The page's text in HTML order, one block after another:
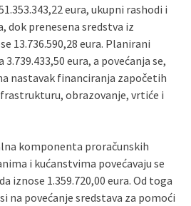
eura, ukupni rashodi i
dok prenesena sredstva iz
13.736.590,28 eura. Planirani
eura, a povećanja se,
nastavak financiranja započetih
obrazovanje, vrtiće i
komponenta proračunskih
i kućanstvima povećavaju se
iznose 1.359.720,00 eura. Od toga
na povećanje sredstava za pomoći